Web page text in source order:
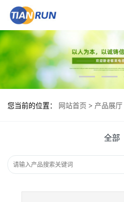
您当前的位置： 网站首页 > 产品展厅
全部